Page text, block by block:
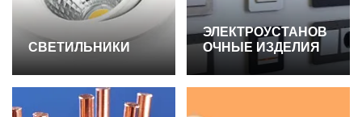
СВЕТИЛЬНИКИ
ЭЛЕКТРОУСТАНОВ
ОЧНЫЕ ИЗДЕЛИЯ